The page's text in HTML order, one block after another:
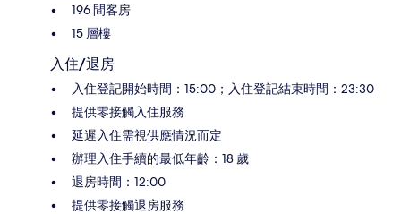
196 間客房
15 層樓
入住/退房
入住登記開始時間：15:00；入住登記結束時間：23:30
提供零接觸入住服務
延遲入住需視供應情況而定
辦理入住手續的最低年齡：18 歲
退房時間：12:00
提供零接觸退房服務